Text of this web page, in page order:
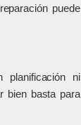
puede
planificación ni
bien basta para